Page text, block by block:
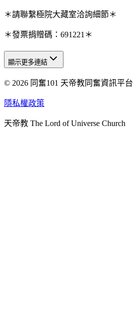
＊請聯繫極院大藏室洽詢細節＊
＊發票捐贈碼：691221＊
天人研究總院
天人研究學院
天人炁功院
顯示更多連結
© 2026 同奮101 天帝教同奮資訊平台
隱私權政策
天帝教 The Lord of Universe Church